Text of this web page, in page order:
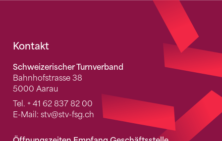
Fusszeile
Kontakt
Schweizerischer Turnverband
Bahnhofstrasse 38
5000 Aarau
Tel. + 41 62 837 82 00
E-Mail: stv@stv-fsg.ch